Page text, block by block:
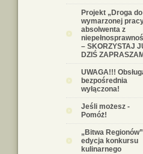
Projekt „Droga do
wymarzonej
absolwenta z
– SKORZYSTAJ
DZIŚ
UWAGA!!!
bezpośrednia
wyłączona!
Jeśli możesz -
Pomóż!
„Bitwa
edycja konkursu
kulinarnego